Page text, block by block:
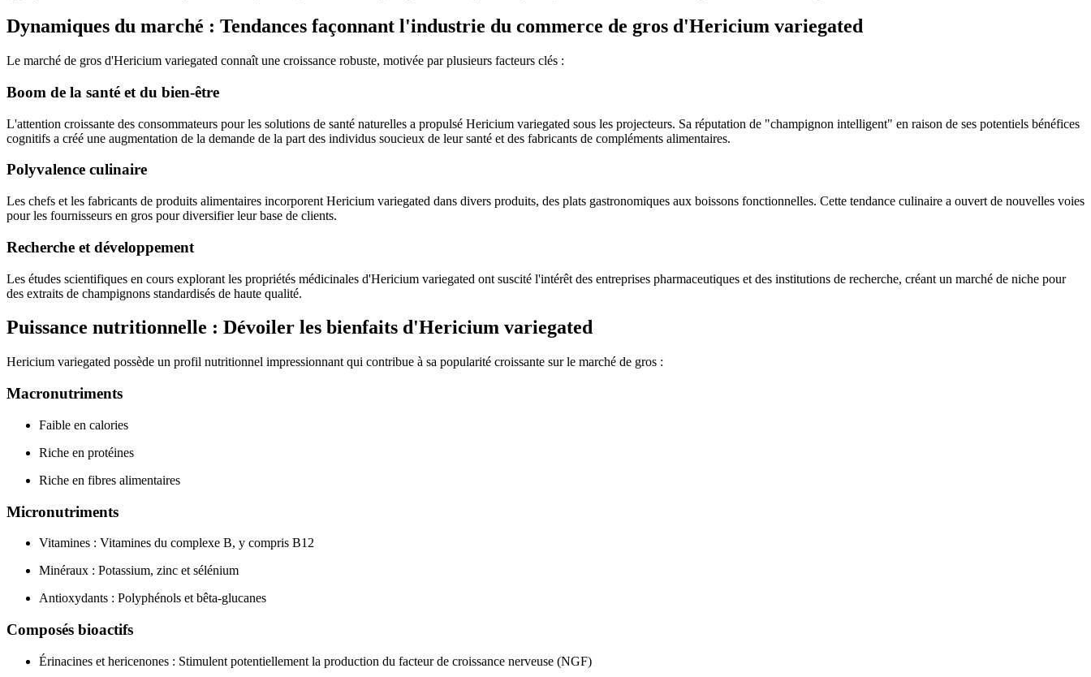
Dynamiques du marché : Tendances façonnant l'industrie du commerce de gros d'Hericium variegated
Le marché de gros d'Hericium variegated connaît une croissance robuste, motivée par plusieurs facteurs clés :
Boom de la santé et du bien-être
L'attention croissante des consommateurs pour les solutions de santé naturelles a propulsé Hericium variegated sous les projecteurs. Sa réputation de "champignon intelligent" en raison de ses potentiels bénéfices
cognitifs a créé une augmentation de la demande de la part des individus soucieux de leur santé et des fabricants de compléments alimentaires.
Polyvalence culinaire
Les chefs et les fabricants de produits alimentaires incorporent Hericium variegated dans divers produits, des plats gastronomiques aux boissons fonctionnelles. Cette tendance culinaire a ouvert de nouvelles voies
pour les fournisseurs en gros pour diversifier leur base de clients.
Recherche et développement
Les études scientifiques en cours explorant les propriétés médicinales d'Hericium variegated ont suscité l'intérêt des entreprises pharmaceutiques et des institutions de recherche, créant un marché de niche pour
des extraits de champignons standardisés de haute qualité.
Puissance nutritionnelle : Dévoiler les bienfaits d'Hericium variegated
Hericium variegated possède un profil nutritionnel impressionnant qui contribue à sa popularité croissante sur le marché de gros :
Macronutriments
Faible en calories
Riche en protéines
Riche en fibres alimentaires
Micronutriments
Vitamines : Vitamines du complexe B, y compris B12
Minéraux : Potassium, zinc et sélénium
Antioxydants : Polyphénols et bêta-glucanes
Composés bioactifs
Érinacines et hericenones : Stimulent potentiellement la production du facteur de croissance nerveuse (NGF)